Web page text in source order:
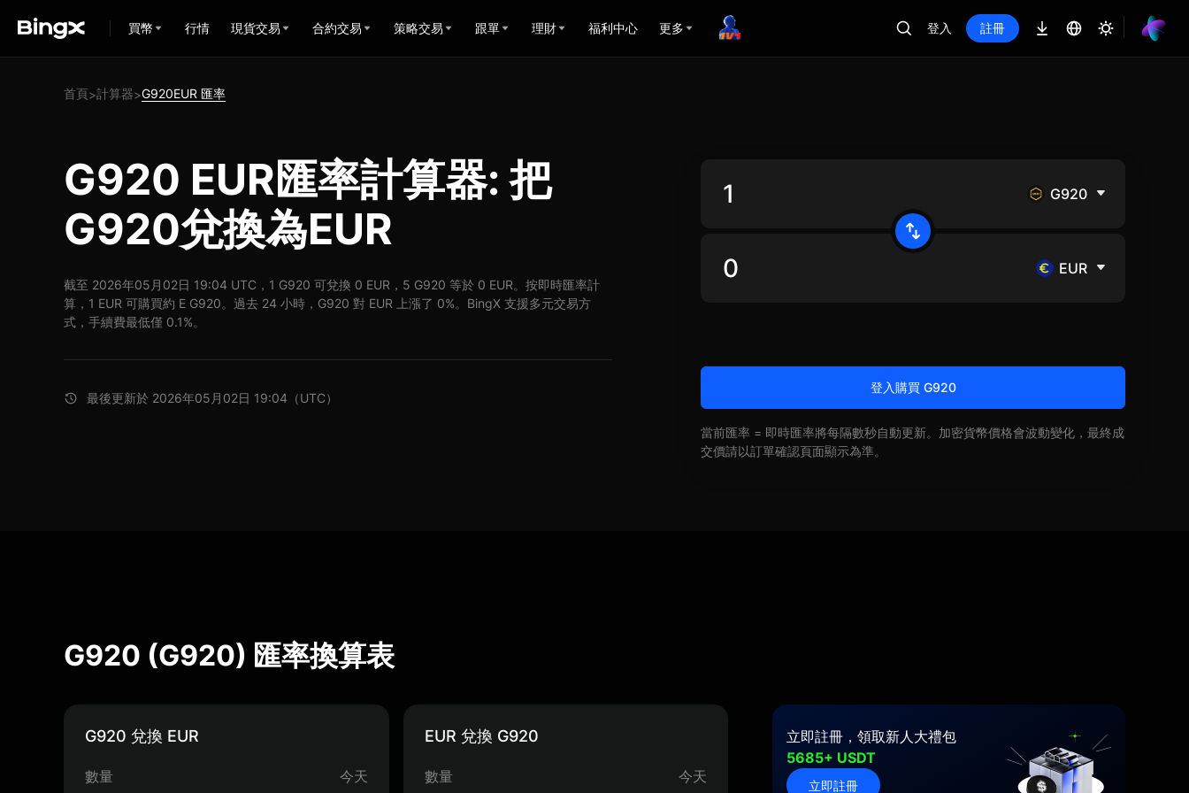
買幣 行情 現貨交易 合約交易 策略交易 跟單 理財 福利中心 更多 登入 註冊
首頁>計算器>G920EUR 匯率
G920 EUR匯率計算器: 把
G920兌換為EUR
截至 2026年05月02日 19:04 UTC，1 G920 可兌換 0 EUR，5 G920 等於 0 EUR。按即時匯率計
算，1 EUR 可購買約 E G920。過去 24 小時，G920 對 EUR 上漲了 0%。BingX 支援多元交易方
式，手續費最低僅 0.1%。
最後更新於 2026年05月02日 19:04（UTC）
G920
EUR
登入購買 G920
當前匯率 = 即時匯率將每隔數秒自動更新。加密貨幣價格會波動變化，最終成
交價請以訂單確認頁面顯示為準。
G920 (G920) 匯率換算表
G920 兌換 EUR
數量 今天
EUR 兌換 G920
數量 今天
立即註冊，領取新人大禮包
5685+ USDT
立即註冊